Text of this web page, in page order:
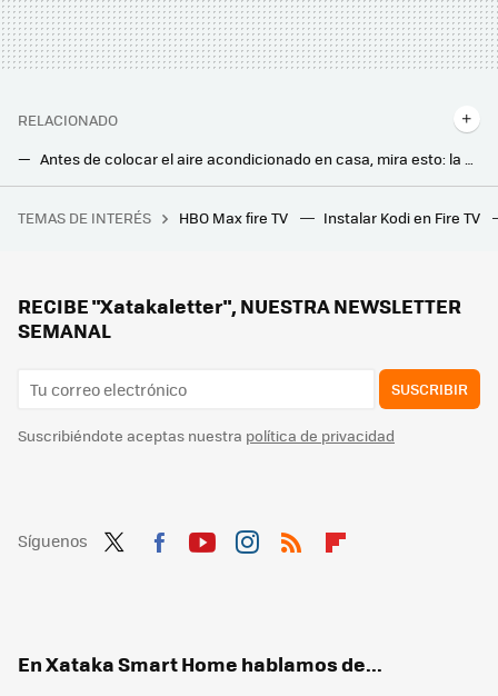
RELACIONADO
La Ley es clara: ya no es solo un aparato de aire, también está prohibido poner un toldo sin permiso en tu comunidad
Canarias tiene una patata caliente entre manos. Una gigantesca estatua franquista que ni Franco quiso
TEMAS DE INTERÉS HBO Max fire TV Instalar Kodi en Fire TV
RECIBE "Xatakaletter", NUESTRA NEWSLETTER
SEMANAL
SUSCRIBIR
Suscribiéndote aceptas nuestra política de privacidad
Síguenos
En Xataka Smart Home hablamos de...